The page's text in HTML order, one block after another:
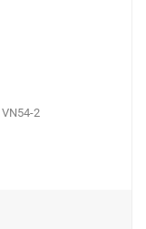
VN54-2